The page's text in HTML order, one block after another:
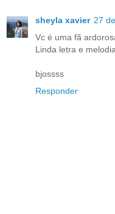
sheyla xavier 27
Vc é uma fã
Linda letra e
bjossss
Responder